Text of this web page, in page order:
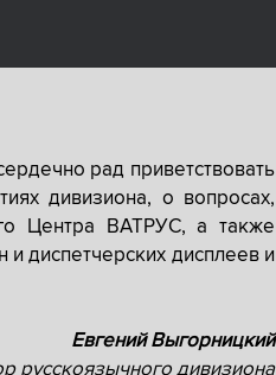
рад приветствовать
дивизиона, о вопросах,
Центра ВАТРУС, а также
диспетчерских дисплеев и
Евгений Выгорницкий
русскоязычного дивизиона